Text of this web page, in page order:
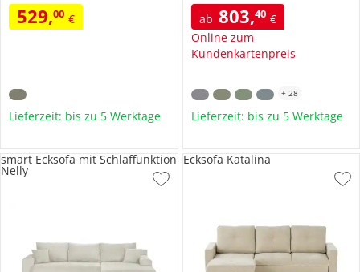
529,00 €
Lieferzeit: bis zu 5 Werktage
ab 803,40 €
Online zum
Kundenkartenpreis
+ 28
Lieferzeit: bis zu 5 Werktage
smart Ecksofa mit Schlaffunktion
Nelly
Ecksofa Katalina